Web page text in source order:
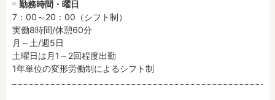
勤務時間・曜日
7：00～20：00（シフト制）
実働8時間/休憩60分
月～土/週5日
土曜日は月1～2回程度出勤
1年単位の変形労働制によるシフト制